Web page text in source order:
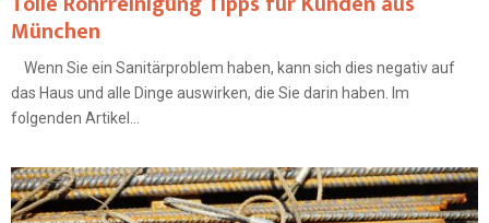
München
Wenn Sie ein Sanitärproblem haben, kann sich dies negativ auf
das Haus und alle Dinge auswirken, die Sie darin haben. Im
folgenden Artikel...